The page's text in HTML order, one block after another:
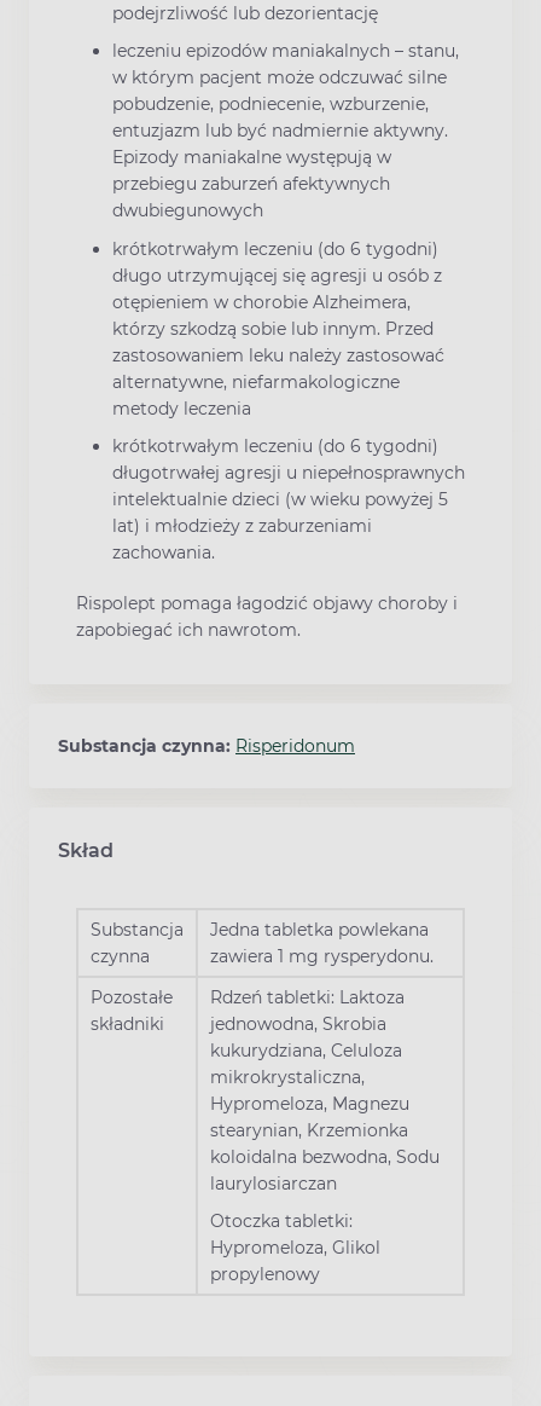
podejrzliwość lub dezorientację
leczeniu epizodów maniakalnych – stanu,
w którym pacjent może odczuwać silne
pobudzenie, podniecenie, wzburzenie,
entuzjazm lub być nadmiernie aktywny.
Epizody maniakalne występują w
przebiegu zaburzeń afektywnych
dwubiegunowych
krótkotrwałym leczeniu (do 6 tygodni)
długo utrzymującej się agresji u osób z
otępieniem w chorobie Alzheimera,
którzy szkodzą sobie lub innym. Przed
zastosowaniem leku należy zastosować
alternatywne, niefarmakologiczne
metody leczenia
krótkotrwałym leczeniu (do 6 tygodni)
długotrwałej agresji u niepełnosprawnych
intelektualnie dzieci (w wieku powyżej 5
lat) i młodzieży z zaburzeniami
zachowania.
Rispolept pomaga łagodzić objawy choroby i
zapobiegać ich nawrotom.
Substancja czynna: Risperidonum
Skład
Substancja
czynna
Jedna tabletka powlekana
zawiera 1 mg rysperydonu.
Pozostałe
składniki
Rdzeń tabletki: Laktoza
jednowodna, Skrobia
kukurydziana, Celuloza
mikrokrystaliczna,
Hypromeloza, Magnezu
stearynian, Krzemionka
koloidalna bezwodna, Sodu
laurylosiarczan
Otoczka tabletki:
Hypromeloza, Glikol
propylenowy